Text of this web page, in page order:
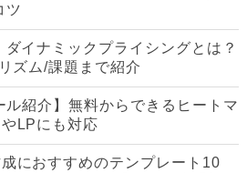
ツ
ダイナミックプライシングとは？
ズム/課題まで紹介
ル紹介】無料からできるヒートマ
LPにも対応
におすすめのテンプレート10